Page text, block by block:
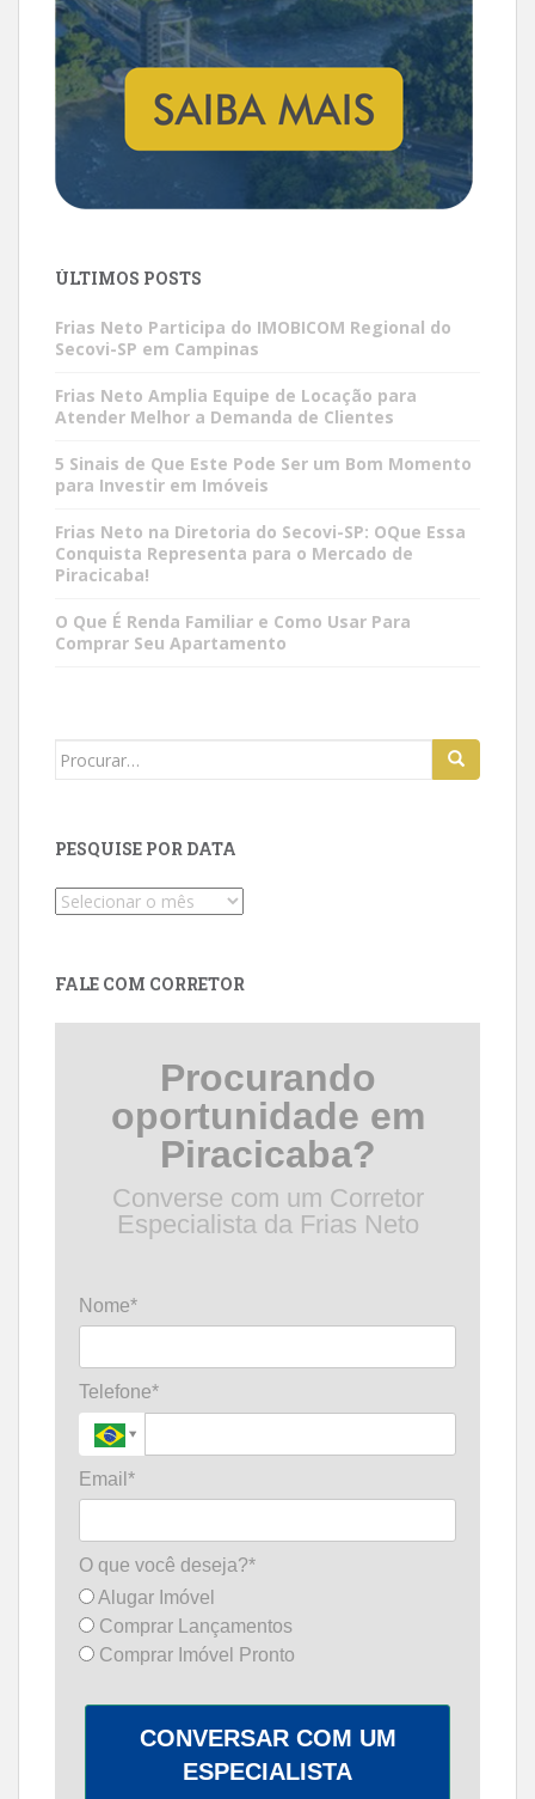
ÚLTIMOS POSTS
Frias Neto Participa do IMOBICOM Regional do
Secovi-SP em Campinas
Frias Neto Amplia Equipe de Locação para
Atender Melhor a Demanda de Clientes
5 Sinais de Que Este Pode Ser um Bom Momento
para Investir em Imóveis
Frias Neto na Diretoria do Secovi-SP: OQue Essa
Conquista Representa para o Mercado de
Piracicaba!
O Que É Renda Familiar e Como Usar Para
Comprar Seu Apartamento
Search
PESQUISE POR DATA
Pesquise
FALE COM CORRETOR
Procurando
oportunidade em
Piracicaba?
Converse com um Corretor
Especialista da Frias Neto
Nome*
Telefone*
Email*
O que você deseja?*
Alugar Imóvel
Comprar Lançamentos
Comprar Imóvel Pronto
CONVERSAR COM UM
ESPECIALISTA